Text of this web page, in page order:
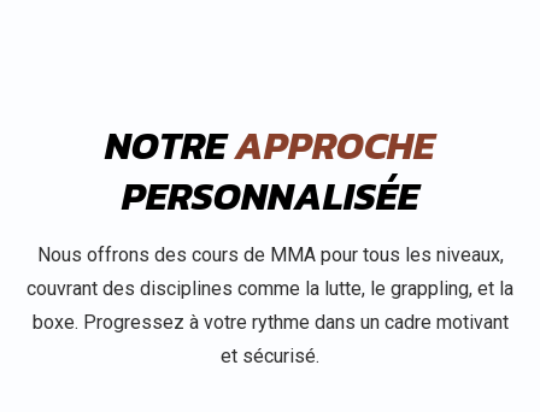
NOTREAPPROCHE
PERSONNALISÉE
Nous offrons des cours de MMA pour tous les niveaux,
couvrant des disciplines comme la lutte, le grappling, et la
boxe. Progressez à votre rythme dans un cadre motivant
et sécurisé.